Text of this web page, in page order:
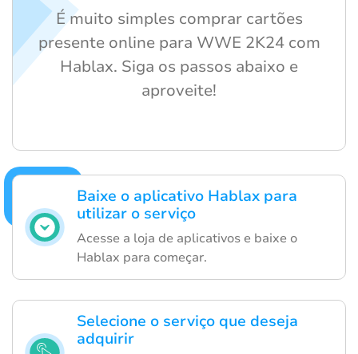
Baixe o aplicativo Hablax para
utilizar o serviço
Acesse a loja de aplicativos e baixe o
Hablax para começar.
Selecione o serviço que deseja
adquirir
É muito simples comprar cartões
presente online para WWE 2K24 com
Hablax. Siga os passos abaixo e
aproveite!